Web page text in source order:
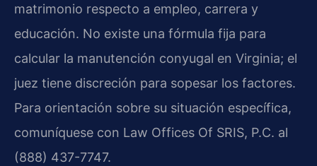
matrimonio respecto a empleo, carrera y
educación. No existe una fórmula fija para
calcular la manutención conyugal en Virginia; el
juez tiene discreción para sopesar los factores.
Para orientación sobre su situación específica,
comuníquese con Law Offices Of SRIS, P.C. al
(888) 437-7747.